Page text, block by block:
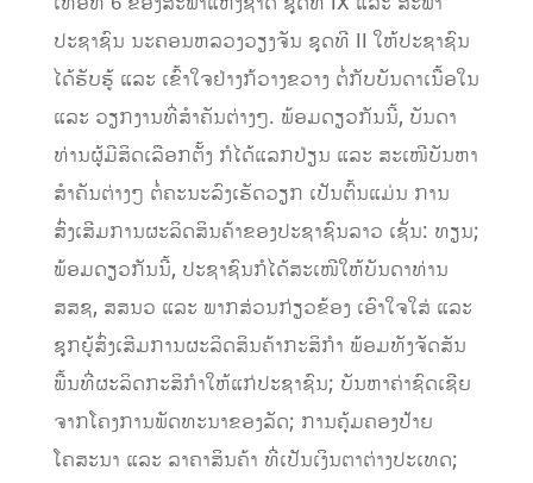
ປະຊາຊົນ ນະຄອນຫລວງວຽງຈັນ ຊຸດທີ II ໃຫ້ປະຊາຊົນ
ໄດ້ຮັບຮູ້ ແລະ ເຂົ້າໃຈຢ່າງກ້ວາງຂວາງ ຕໍ່ກັບບັນດາເນື້ອໃນ
ແລະ ວຽກງານທີ່ສຳຄັນຕ່າງໆ. ພ້ອມດຽວກັນນີ້, ບັນດາ
ທ່ານຜູ້ມີສິດເລືອກຕັ້ງ ກໍໄດ້ແລກປ່ຽນ ແລະ ສະເໜີບັນຫາ
ສຳຄັນຕ່າງໆ ຕໍ່ຄະນະລົງເຮັດວຽກ ເປັນຕົ້ນແມ່ນ ການ
ສົ່ງເສີມການຜະລິດສິນຄ້າຂອງປະຊາຊົນລາວ ເຊັ່ນ: ທຽນ;
ພ້ອມດຽວກັນນີ້, ປະຊາຊົນກໍໄດ້ສະເໜີໃຫ້ບັນດາທ່ານ
ສສຊ, ສສນວ ແລະ ພາກສ່ວນກ່ຽວຂ້ອງ ເອົາໃຈໃສ່ ແລະ
ຊຸກຍູ້ສົ່ງເສີມການຜະລິດສິນຄ້າກະສິກຳ ພ້ອມທັງຈັດສັນ
ພື້ນທີ່ຜະລິດກະສິກຳໃຫ້ແກ່ປະຊາຊົນ; ບັນຫາຄ່າຊົດເຊີຍ
ຈາກໂຄງການພັດທະນາຂອງລັດ; ການຄຸ້ມຄອງປ້າຍ
ໂຄສະນາ ແລະ ລາຄາສິນຄ້າ ທີ່ເປັນເງິນຕາຕ່າງປະເທດ;